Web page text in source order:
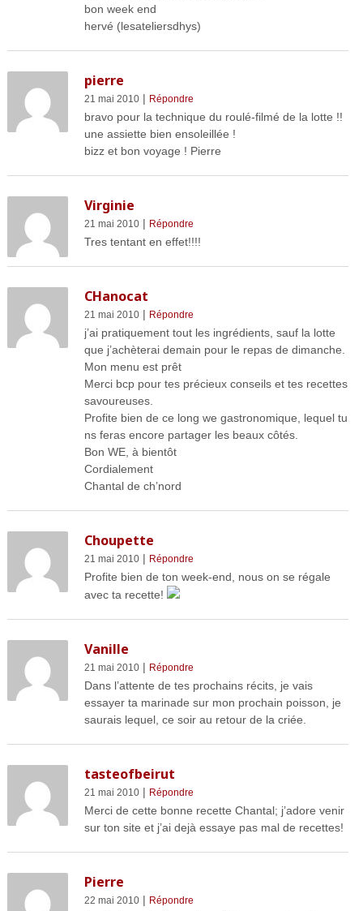
bon week end
hervé (lesateliersdhys)
pierre
21 mai 2010| Répondre
bravo pour la technique du roulé-filmé de la lotte !!
une assiette bien ensoleillée !
bizz et bon voyage ! Pierre
Virginie
21 mai 2010| Répondre
Tres tentant en effet!!!!
CHanocat
21 mai 2010| Répondre
j’ai pratiquement tout les ingrédients, sauf la lotte
que j’achèterai demain pour le repas de dimanche.
Mon menu est prêt
Merci bcp pour tes précieux conseils et tes recettes
savoureuses.
Profite bien de ce long we gastronomique, lequel tu
ns feras encore partager les beaux côtés.
Bon WE, à bientôt
Cordialement
Chantal de ch’nord
Choupette
21 mai 2010| Répondre
Profite bien de ton week-end, nous on se régale
avec ta recette!
Vanille
21 mai 2010| Répondre
Dans l’attente de tes prochains récits, je vais
essayer ta marinade sur mon prochain poisson, je
saurais lequel, ce soir au retour de la criée.
tasteofbeirut
21 mai 2010| Répondre
Merci de cette bonne recette Chantal; j’adore venir
sur ton site et j’ai dejà essaye pas mal de recettes!
Pierre
22 mai 2010| Répondre